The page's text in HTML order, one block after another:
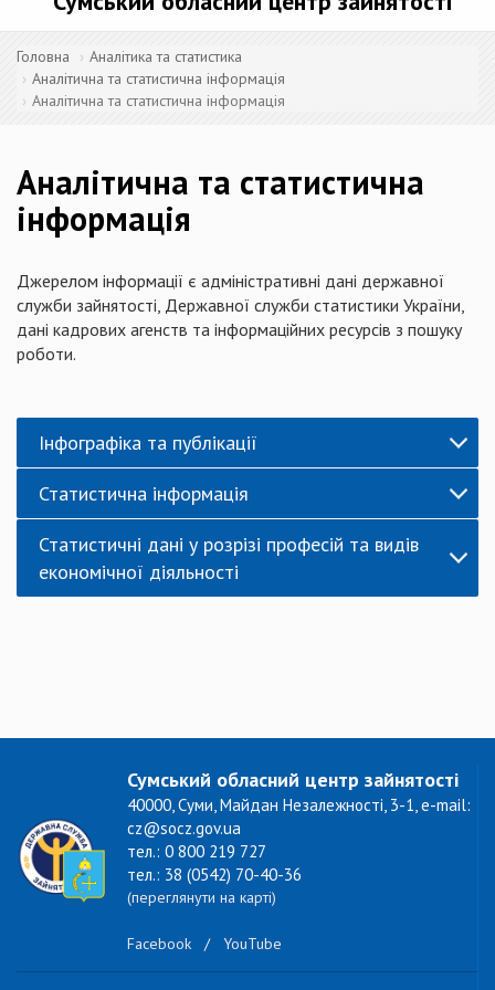
Головна
Аналітика та статистика
Аналітична та статистична інформація
Аналітична та статистична інформація
Аналітична та статистична
інформація
Джерелом інформації є адміністративні дані державної
служби зайнятості, Державної служби статистики України,
дані кадрових агенств та інформаційних ресурсів з пошуку
роботи.
Інфографіка та публікації
Статистична інформація
Статистичні дані у розрізі професій та видів
економічної діяльності
Сумський обласний центр зайнятості
40000, Суми, Майдан Незалежності, 3-1, e-mail:
cz@socz.gov.ua
тел.: 0 800 219 727
тел.: 38 (0542) 70-40-36
(переглянути на карті)
Facebook / YouTube